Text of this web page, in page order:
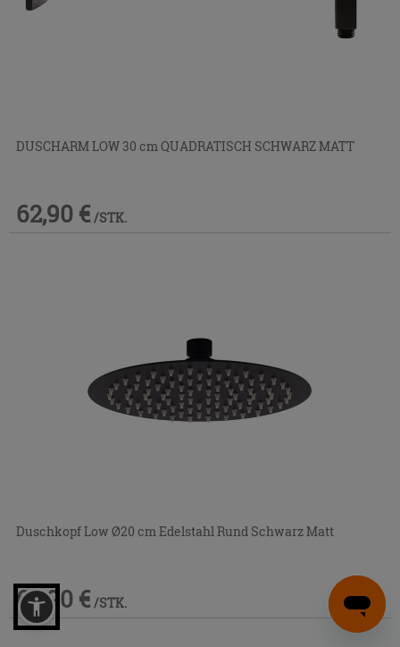
DUSCHARM LOW 30 cm QUADRATISCH SCHWARZ MATT
62,90 € /STK.
Duschkopf Low Ø20 cm Edelstahl Rund Schwarz Matt
63,90 € /STK.